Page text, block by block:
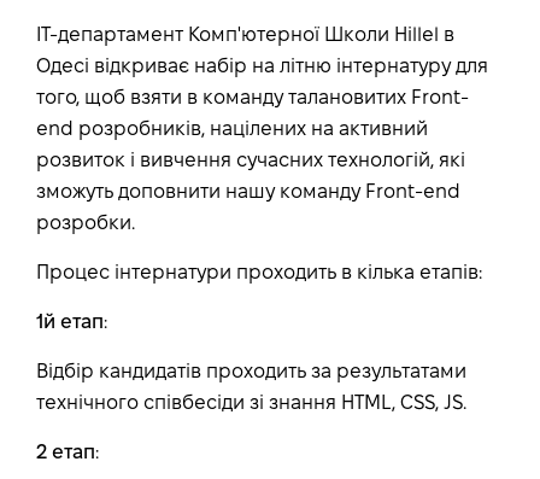
IT-департамент Комп'ютерної Школи Hillel в
Одесі відкриває набір на літню інтернатуру для
того, щоб взяти в команду талановитих Front-
end розробників, націлених на активний
розвиток і вивчення сучасних технологій, які
зможуть доповнити нашу команду Front-end
розробки.
Процес інтернатури проходить в кілька етапів:
1й етап:
Відбір кандидатів проходить за результатами
технічного співбесіди зі знання HTML, CSS, JS.
2 етап: